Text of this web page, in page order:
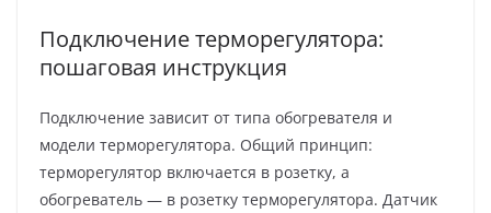
Подключение терморегулятора:
пошаговая инструкция
Подключение зависит от типа обогревателя и
модели терморегулятора. Общий принцип:
терморегулятор включается в розетку, а
обогреватель — в розетку терморегулятора. Датчик